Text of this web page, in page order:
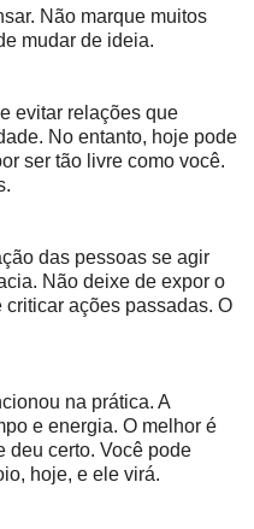
Não marque muitos
mudar de ideia.
evitar relações que
No entanto, hoje pode
ser tão livre como você.
das pessoas se agir
Não deixe de expor o
ações passadas. O
na prática. A
e energia. O melhor é
deu certo. Você pode
hoje, e ele virá.